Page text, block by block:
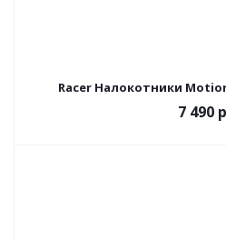
Racer Налокотники
7 490